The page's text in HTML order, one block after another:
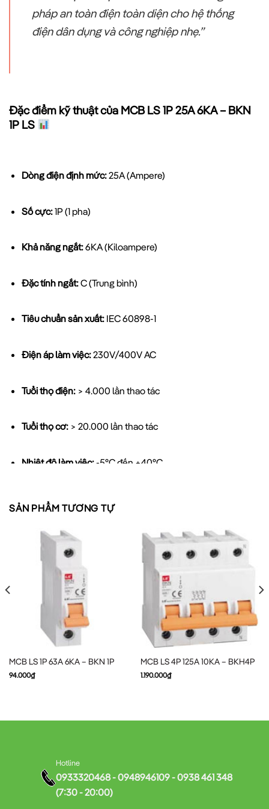
pháp an toàn điện toàn diện cho hệ thống
điện dân dụng và công nghiệp nhẹ.”
Đặc điểm kỹ thuật của MCB LS 1P 25A 6KA – BKN
1P LS
Dòng điện định mức:25A (Ampere)
Số cực:1P (1 pha)
Khả năng ngắt:6KA (Kiloampere)
Đặc tính ngắt:C (Trung bình)
Tiêu chuẩn sản xuất:IEC 60898-1
Điện áp làm việc:230V/400V AC
Tuổi thọ điện:> 4.000 lần thao tác
Tuổi thọ cơ:> 20.000 lần thao tác
Nhiệt độ làm việc:-5°C đến +40°C
1. An toàn tuyệt đối
MCB LS 1P 25A 6KA được trang bị hai cơ cấu bảo vệ chính:
vượt quá định mức trong thời gian dài
dòng điện ngắn mạch lớn
Với khả năng ngắt 6KA,MCB LS BKN 1Pcó thể xử lý hiệu quả
các sự cố điện nghiêm trọng, đảm bảo an toàn cho thiết bị và
SẢN PHẨM TƯƠNG TỰ
MCB LS 1P 63A 6KA – BKN 1P
94.000₫
MCB LS 4P 125A 10KA – BKH4P
1.190.000₫
Hotline
0933320468 - 0948946109 - 0938 461 348
(7:30 - 20:00)